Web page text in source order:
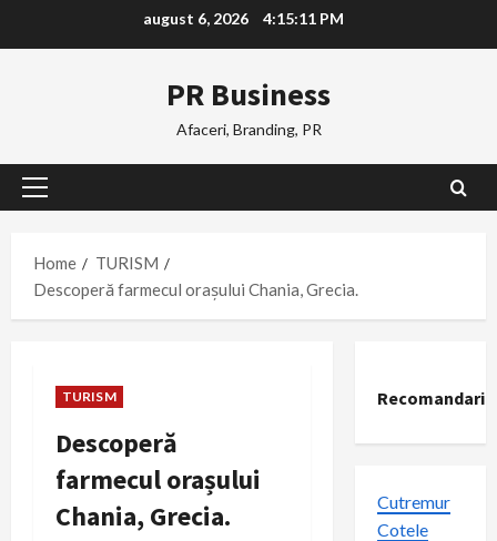
august 6, 2026 4:15:12 PM
PR Business
Afaceri, Branding, PR
Primary
Home
TURISM
Descoperă farmecul orașului Chania, Grecia.
TURISM
Descoperă
farmecul orașului
Chania, Grecia.
Recomandari
Cutremur
Cotele